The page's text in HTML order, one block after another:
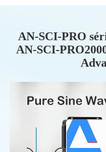
AN-SCI-PRO
AN-SCI-